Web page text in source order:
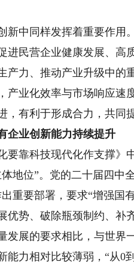
中同样发挥着重要作用
进民营企业健康发展、高
产力、推动产业升级中的
产业化效率与市场响应速
有利于形成合力，共同
企业创新能力持续提升
靠科技现代化作支撑》
地位”。党的二十届四中
重要部署，要求“增强国
优势、破除瓶颈制约、补
发展的要求相比，与世界
能力相对比较薄弱，“从0